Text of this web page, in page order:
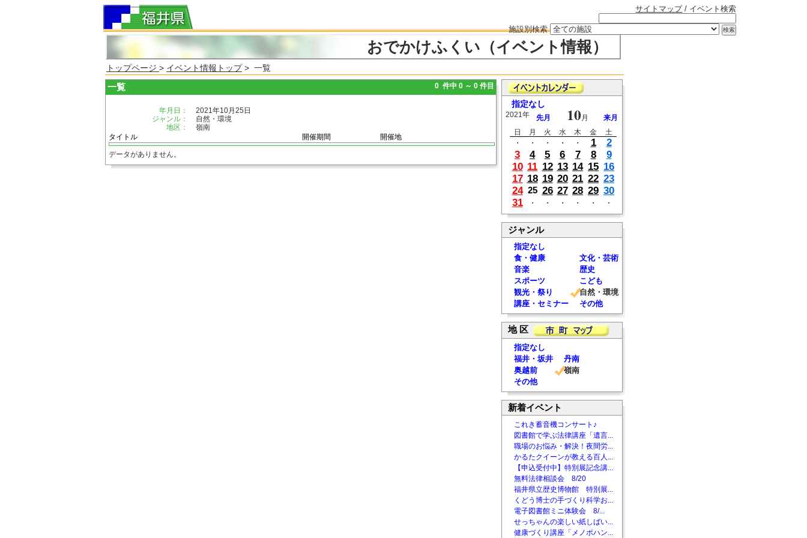
サイトマップ/ イベント検索
施設別検索
おでかけふくい（イベント情報）
トップページ > イベント情報トップ> 一覧
一覧 0 件中 0 ～ 0 件目
年月日：
2021年10月25日
ジャンル：
自然・環境
地区：
嶺南
タイトル
開催期間 開催地
データがありません。
指定なし
2021年 先月 10月
来月
日
月 火 水 木 金
土
・
・ ・ ・ ・ 1
2
3
4 5 6 7 8
9
10 11 12 13 14 15 16
17 18 19 20 21 22 23
24 25 26 27 28 29 30
31
・ ・ ・ ・ ・ ・
ジャンル
指定なし
食・健康
文化・芸術
音楽
歴史
スポーツ
こども
観光・祭り
自然・環境
講座・セミナー
その他
地 区
指定なし
福井・坂井
丹南
奥越前
嶺南
その他
新着イベント
これき蓄音機コンサート♪
図書館で学ぶ法律講座「遺言...
職場のお悩み・解決！夜間労...
かるたクイーンが教える百人...
【申込受付中】特別展記念講...
無料法律相談会 8/20
福井県立歴史博物館 特別展...
くどう博士の手づくり科学お...
電子図書館ミニ体験会 8/...
せっちゃんの楽しい紙しばい...
健康づくり講座「メノポハン...